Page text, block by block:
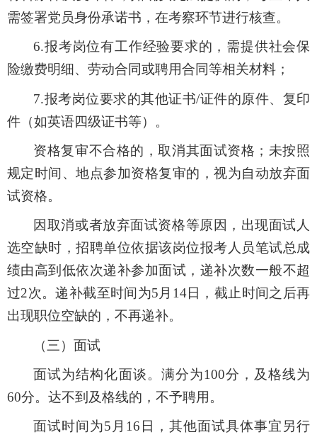
需签署党员身份承诺书，在考察环节进行核查。
6.报考岗位有工作经验要求的， 需提供社会保
险缴费明细 、 劳动合同或聘用合同等相关材料；
7.报考岗位要求的其他证书/证件的原件、复印
件（如英语四级证书等）。
资格复审不合格的，取消其面试资格；未按照
规定时间、地点参加资格复审的，视为自动放弃面
试资格。
因取消或者放弃面试资格等原因，出现面试人
选空缺时，招聘单位依据该岗位报考人员笔试总成
绩由高到低依次递补参加面试，递补次数一般不超
过2次。递补截至时间为5月14日，截止时间之后再
出现职位空缺的，不再递补。
（三 ）面试
面试为结构化面谈。满分为100分，及格线为
60分。达不到及格线的，不予聘用。
面试时间为5 月16 日，其他面试具体事宜另行